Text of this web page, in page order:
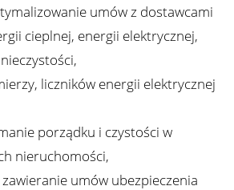
umów z dostawcami
cieplnej, energii elektrycznej,
liczników energii elektrycznej
porządku i czystości w
nieruchomości,
umów ubezpieczenia